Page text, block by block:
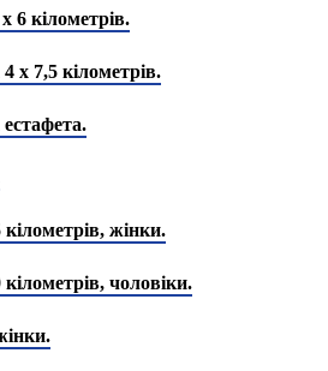
6 кілометрів.
х 7,5 кілометрів.
жінки.
чоловіки.